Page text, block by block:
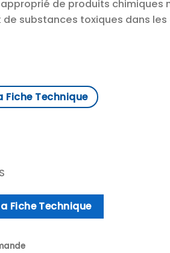
de produits chimiques
substances toxiques dans
Fiche Technique
Fiche Technique